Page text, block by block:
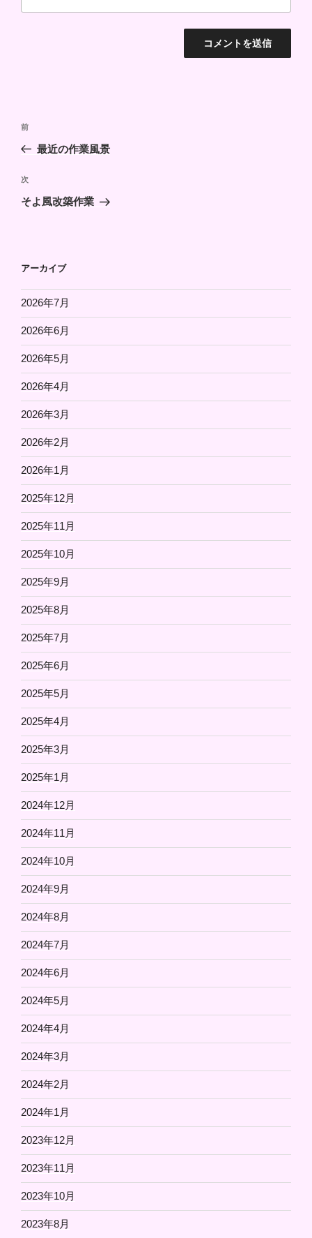
投
ナ
ビ
ゲ
ン
前
の
稿
前
最近の作業風景
次
の
次
そよ風改築作業
アーカイブ
2026年7月
2026年6月
2026年5月
2026年4月
2026年3月
2026年2月
2026年1月
2025年12月
2025年11月
2025年10月
2025年9月
2025年8月
2025年7月
2025年6月
2025年5月
2025年4月
2025年3月
2025年1月
2024年12月
2024年11月
2024年10月
2024年9月
2024年8月
2024年7月
2024年6月
2024年5月
2024年4月
2024年3月
2024年2月
2024年1月
2023年12月
2023年11月
2023年10月
2023年8月